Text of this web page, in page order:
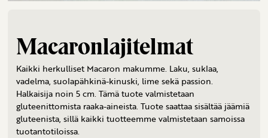
Macaronlajitelmat
Kaikki herkulliset Macaron makumme. Laku, suklaa,
vadelma, suolapähkinä-kinuski, lime sekä passion.
Halkaisija noin 5 cm. Tämä tuote valmistetaan
gluteenittomista raaka-aineista. Tuote saattaa sisältää jäämiä
gluteenista, sillä kaikki tuotteemme valmistetaan samoissa
tuotantotiloissa.